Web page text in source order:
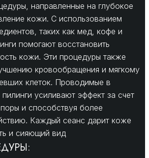
направленные на глубокое
кожи. С использованием
таких как мед, кофе и
помогают восстановить
кожи. Эти процедуры также
кровообращения и мягкому
клеток. Проводимые в
усиливают эффект за счет
и способствуя более
Каждый сеанс дарит коже
и сияющий вид